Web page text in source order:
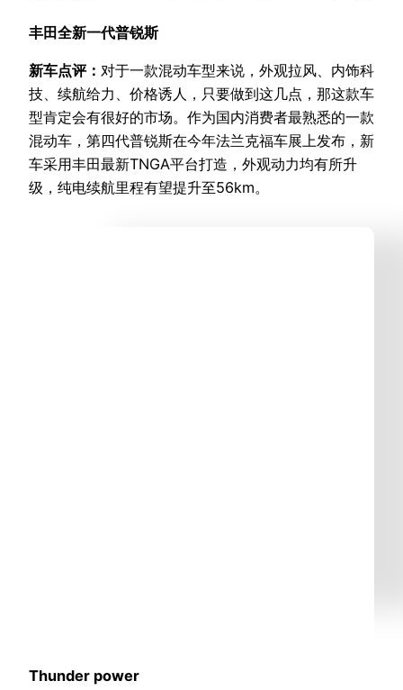
丰田全新一代普锐斯
新车点评： 对于一款混动车型来说，外观拉风、内饰科
技、续航给力、价格诱人，只要做到这几点，那这款车
型肯定会有很好的市场。作为国内消费者最熟悉的一款
混动车，第四代普锐斯在今年法兰克福车展上发布，新
车采用丰田最新TNGA平台打造，外观动力均有所升
级，纯电续航里程有望提升至56km。
Thunder power